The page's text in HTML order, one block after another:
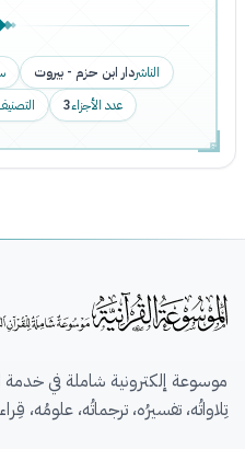
الناشردار ابن حزم - بيروت
عدد الأجزاء3
موسوعة إلكترونية شاملة في خدمة
تِلاواتُه، تفسيرُه، ترجماتُه، علومُه،